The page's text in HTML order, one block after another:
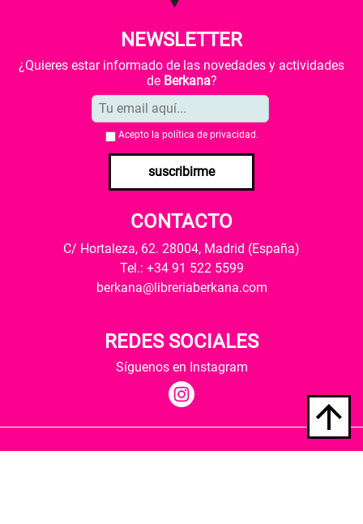
NEWSLETTER
¿Quieres estar informado de las novedades y actividades
de Berkana?
Acepto la política de privacidad .
suscribirme
CONTACTO
C/ Hortaleza, 62. 28004, Madrid (España)
Tel.: +34 91 522 5599
berkana@libreriaberkana.com
REDES SOCIALES
Síguenos en Instagram